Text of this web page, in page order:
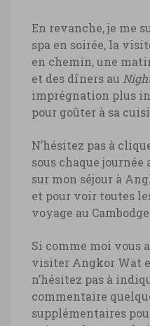
En revanche, je me
spa en soirée, la
en chemin, une
et des dîners au
imprégnation plus
pour goûter à sa
N’hésitez pas à
sous chaque
sur mon séjour à
et pour voir toutes
voyage au Cambodge.
Si comme moi vous
visiter Angkor Wat
n’hésitez pas à
commentaire
supplémentaires